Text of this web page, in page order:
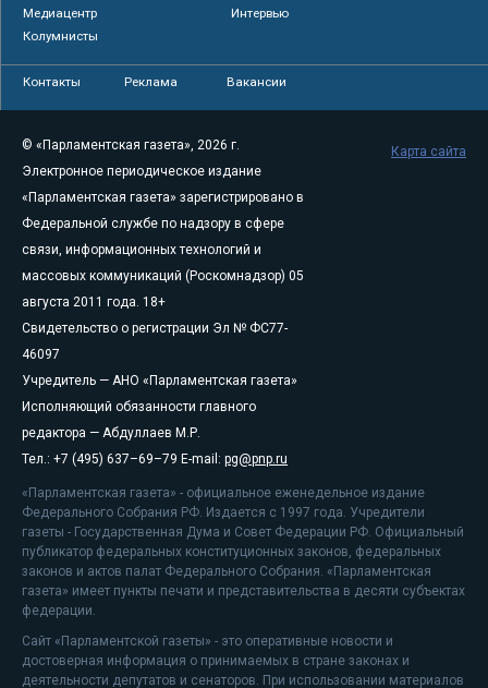
Медиацентр
Интервью
Колумнисты
Контакты Реклама Вакансии
© «Парламентская газета», 2026 г.
Электронное периодическое издание
«Парламентская газета» зарегистрировано в
Федеральной службе по надзору в сфере
связи, информационных технологий и
массовых коммуникаций (Роскомнадзор) 05
августа 2011 года. 18+
Свидетельство о регистрации Эл № ФС77-
46097
Учредитель — АНО «Парламентская газета»
Исполняющий обязанности главного
редактора — Абдуллаев М.Р.
Тел.: +7 (495) 637–69–79 E-mail: pg@pnp.ru
«Парламентская газета» - официальное еженедельное издание
Федерального Собрания РФ. Издается с 1997 года. Учредители
газеты - Государственная Дума и Совет Федерации РФ. Официальный
публикатор федеральных конституционных законов, федеральных
законов и актов палат Федерального Собрания. «Парламентская
газета» имеет пункты печати и представительства в десяти субъектах
федерации.
Сайт «Парламентской газеты» - это оперативные новости и
достоверная информация о принимаемых в стране законах и
деятельности депутатов и сенаторов. При использовании материалов
Карта сайта